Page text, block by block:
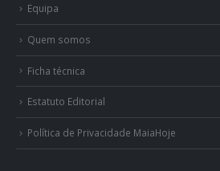
Equipa
Quem somos
Ficha técnica
Estatuto Editorial
Política de Privacidade MaiaHoje